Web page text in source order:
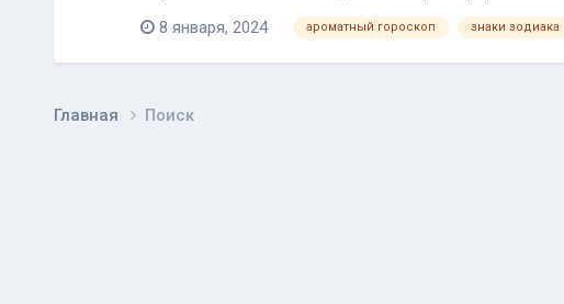
8 января, 2024 ароматный гороскоп знаки зодиака
Главная Поиск